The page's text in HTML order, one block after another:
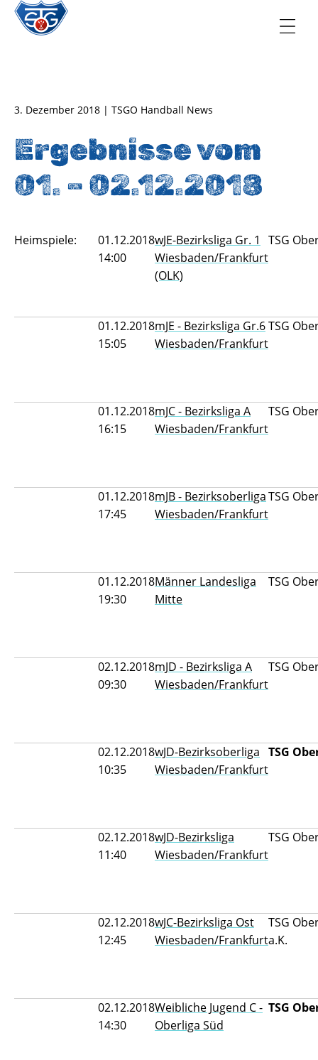
3. Dezember 2018 | TSGO Handball News
Ergebnisse vom
01. – 02.12.2018
Heimspiele:
01.12.2018
14:00
wJE-Bezirksliga Gr. 1
Wiesbaden/Frankfurt
(OLK)
TSG
01.12.2018
15:05
mJE - Bezirksliga Gr.6
Wiesbaden/Frankfurt
TSG
01.12.2018
16:15
mJC - Bezirksliga A
Wiesbaden/Frankfurt
TSG
01.12.2018
17:45
mJB - Bezirksoberliga
Wiesbaden/Frankfurt
TSG
01.12.2018
19:30
Männer Landesliga
Mitte
TSG
02.12.2018
09:30
mJD - Bezirksliga A
Wiesbaden/Frankfurt
TSG
02.12.2018
10:35
wJD-Bezirksoberliga
Wiesbaden/Frankfurt
TSG
02.12.2018
11:40
wJD-Bezirksliga
Wiesbaden/Frankfurt
TSG
02.12.2018
12:45
wJC-Bezirksliga Ost
Wiesbaden/Frankfurt
TSG
a.K.
02.12.2018
14:30
Weibliche Jugend C -
Oberliga Süd
TSG